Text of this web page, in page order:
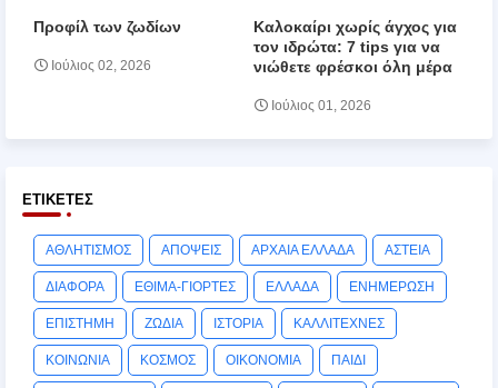
Προφίλ των ζωδίων
Ιούλιος 02, 2026
Καλοκαίρι χωρίς άγχος για
τον ιδρώτα: 7 tips για να
νιώθετε φρέσκοι όλη μέρα
Ιούλιος 01, 2026
ΕΤΙΚΈΤΕΣ
ΑΘΛΗΤΙΣΜΟΣ ΑΠΟΨΕΙΣ ΑΡΧΑΙΑ ΕΛΛΑΔΑ ΑΣΤΕΙΑ
ΔΙΑΦΟΡΑ ΕΘΙΜΑ-ΓΙΟΡΤΕΣ ΕΛΛΑΔΑ ΕΝΗΜΕΡΩΣΗ
ΕΠΙΣΤΗΜΗ ΖΩΔΙΑ ΙΣΤΟΡΙΑ ΚΑΛΛΙΤΕΧΝΕΣ
ΚΟΙΝΩΝΙΑ ΚΟΣΜΟΣ ΟΙΚΟΝΟΜΙΑ ΠΑΙΔΙ